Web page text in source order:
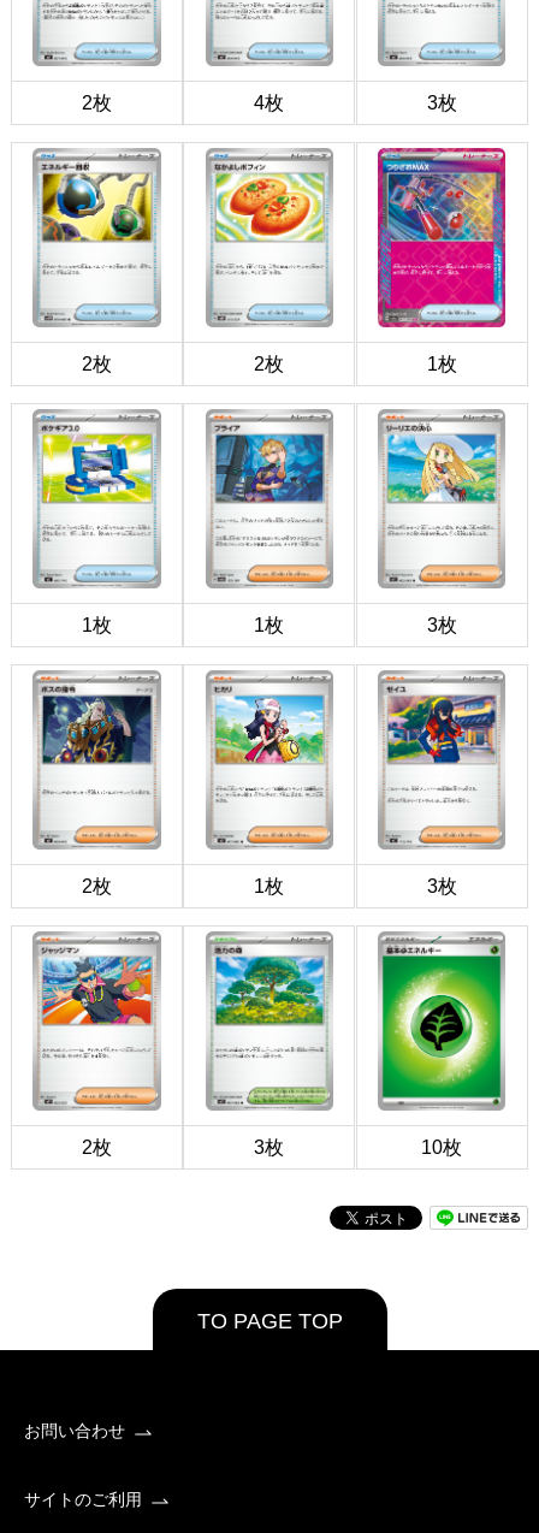
2枚 4枚 3枚
2枚 2枚 1枚
1枚 1枚 3枚
2枚 1枚 3枚
2枚 3枚 10枚
TO PAGE TOP
お問い合わせ
サイトのご利用